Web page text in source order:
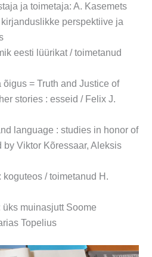
ja toimetaja: A. Kasemets
perspektiive ja
eesti lüürikat / toimetanud
õigus = Truth and Justice of
stories : esseid / Felix J.
language : studies in honor of
by Viktor Kõressaar, Aleksis
koguteos / toimetanud H.
muinasjutt Soome
Topelius